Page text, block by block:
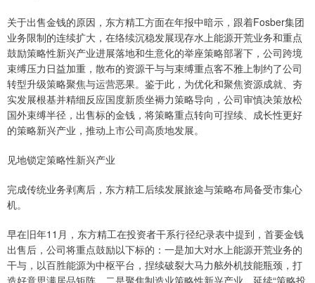
关于出售金钱的原因，东方精工方面在年报中暗示，跟着Fosber集团
业务限制的连续扩大，在络续沉稳发展现存水上能源开荒业务和重点
鼓励策略性新兴产业进展落地和生意化的举座策略部署下，公司跨境
束缚压力日益加重，散布的资源干与与束缚重点客不雅上制约了公司
转型升级策略聚焦与运营恶果。鉴于此，为优化和聚焦资源成就、夯
实发展根基并精细反应国度新质坐褥力策略导向，公司审慎决策放松
国外束缚半径，出售标的金钱，将策略重点转向可捏续、成长性更好
的策略新兴产业，推动上市公司高质地发展。
见地锁定策略性新兴产业
完成传统业务剥离后，东方精工后续发展旅途与策略布局备受市集心
机。
早在旧年11月，东方精工在投资者干系行径纪录表中提到，首要金钱
出售后，公司将重点鼓励以下标的：一是加大对水上能源开荒业务的
干与，以百胜能源为中枢平台，捏续破裂大马力舷外机技能瓶颈，打
造好意思满居品矩阵。二是聚焦制造业策略性新兴产业，延续“策略投